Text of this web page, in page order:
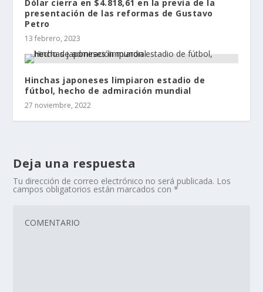
Dólar cierra en $4.818,61 en la previa de la
presentación de las reformas de Gustavo
Petro
13 febrero, 2023
Hinchas japoneses limpiaron estadio de
fútbol, hecho de admiración mundial
27 noviembre, 2022
Deja una respuesta
Tu dirección de correo electrónico no será publicada. Los
campos obligatorios están marcados con*